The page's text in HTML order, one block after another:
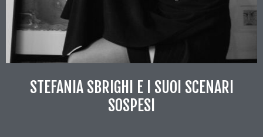
STEFANIA SBRIGHI E I SUOI SCENARI
SOSPESI